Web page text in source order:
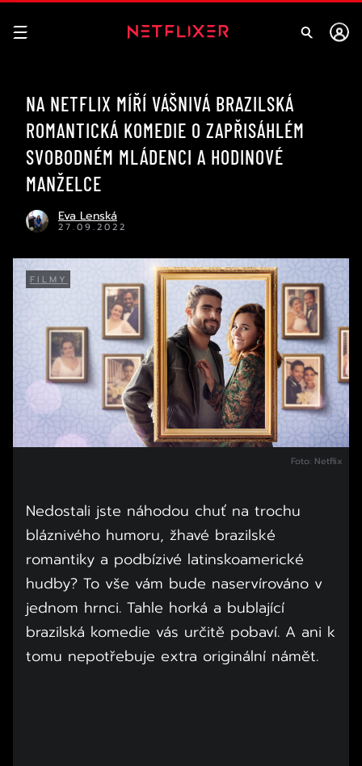
NA NETFLIX MÍŘÍ VÁŠNIVÁ BRAZILSKÁ
ROMANTICKÁ KOMEDIE O ZAPŘISÁHLÉM
SVOBODNÉM MLÁDENCI A HODINOVÉ
MANŽELCE
Eva Lenská
27.09.2022
FILMY
Foto: Netflix
Nedostali jste náhodou chuť na trochu
bláznivého humoru, žhavé brazilské
romantiky a podbízivé latinskoamerické
hudby? To vše vám bude naservírováno v
jednom hrnci. Tahle horká a bublající
brazilská komedie vás určitě pobaví. A ani k
tomu nepotřebuje extra originální námět.